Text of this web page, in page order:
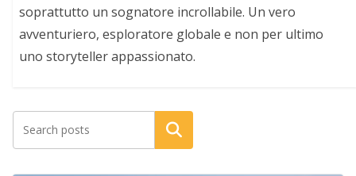
soprattutto un sognatore incrollabile. Un vero
avventuriero, esploratore globale e non per ultimo
uno storyteller appassionato.
Cerca